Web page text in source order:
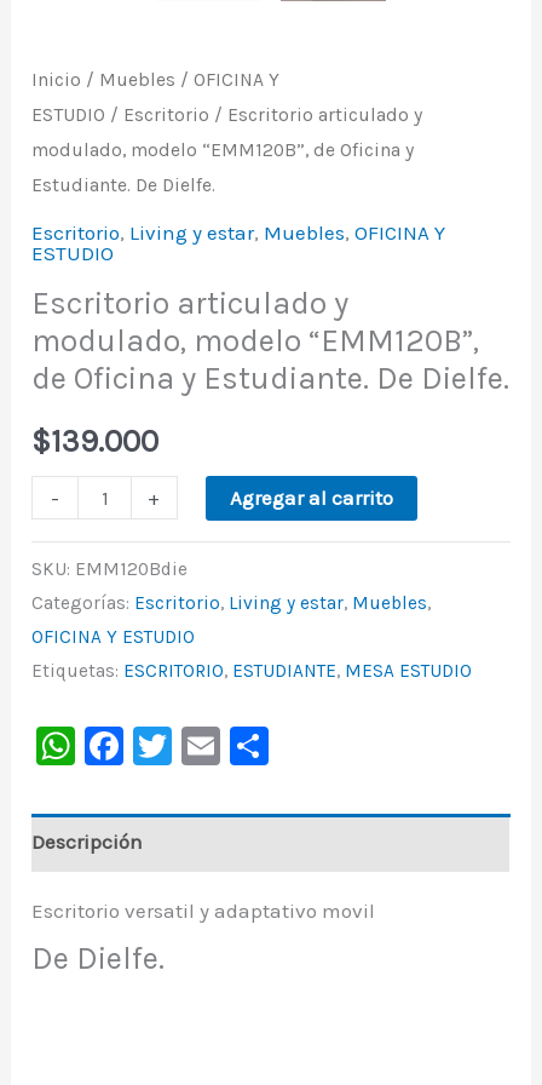
Inicio / Muebles /OFICINA Y
ESTUDIO / Escritorio / Escritorio articulado y
modulado, modelo “EMM120B”, de Oficina y
Estudiante. De Dielfe.
Escritorio, Living y estar, Muebles,OFICINA Y
ESTUDIO
Escritorio articulado y
modulado, modelo “EMM120B”,
de Oficina y Estudiante. De Dielfe.
$139.000
- + Agregar al carrito
SKU: EMM120Bdie
Categorías: Escritorio, Living y estar, Muebles,
OFICINA Y ESTUDIO
Etiquetas: ESCRITORIO, ESTUDIANTE, MESA ESTUDIO
WhatsApp
Facebook
Twitter
Email
Descripción
Escritorio versatil y adaptativo movil
De Dielfe.